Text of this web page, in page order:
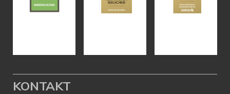
KONTAKT